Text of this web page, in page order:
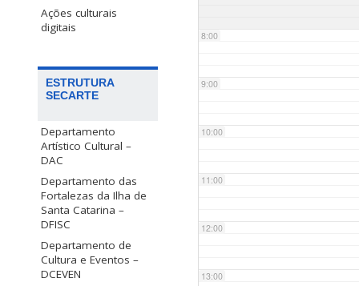
Ações culturais
digitais
ESTRUTURA
SECARTE
Departamento
Artístico Cultural –
DAC
Departamento das
Fortalezas da Ilha de
Santa Catarina –
DFISC
Departamento de
Cultura e Eventos –
DCEVEN
8:00
9:00
10:00
11:00
12:00
13:00